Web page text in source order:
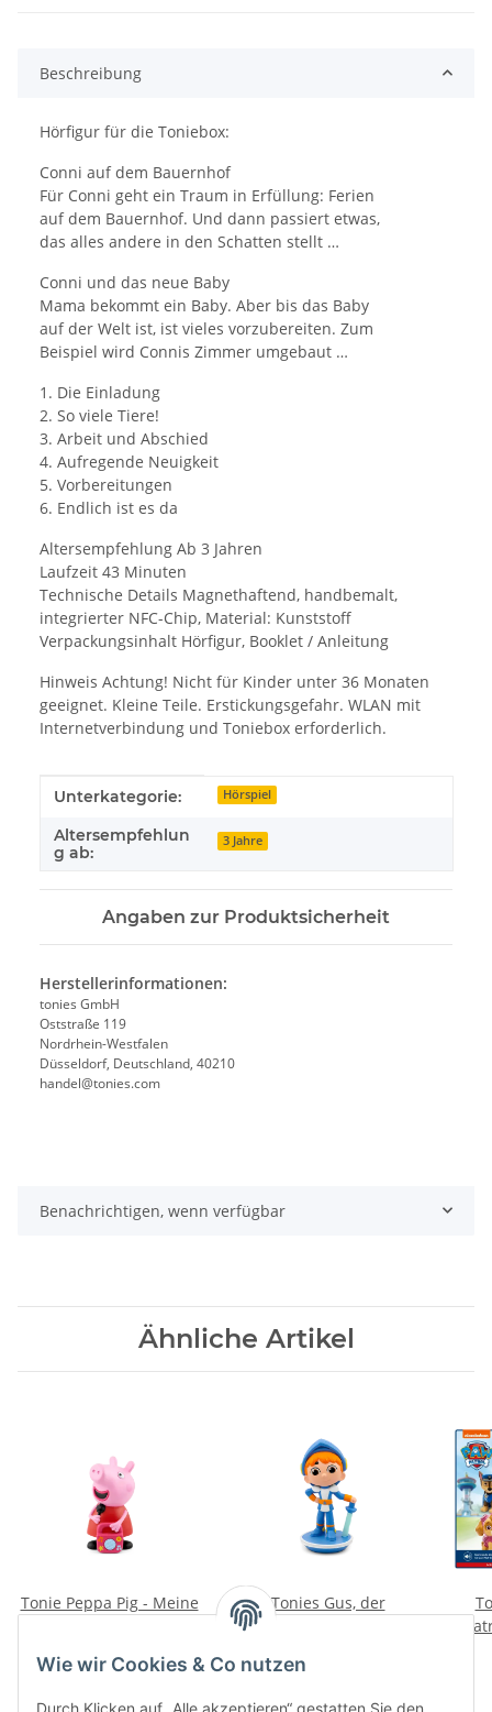
Wie wir Cookies & Co nutzen
Beschreibung
Hörfigur für die Toniebox:
Conni auf dem Bauernhof
Für Conni geht ein Traum in Erfüllung: Ferien
auf dem Bauernhof. Und dann passiert etwas,
das alles andere in den Schatten stellt …
Conni und das neue Baby
Mama bekommt ein Baby. Aber bis das Baby
auf der Welt ist, ist vieles vorzubereiten. Zum
Beispiel wird Connis Zimmer umgebaut …
1. Die Einladung
2. So viele Tiere!
3. Arbeit und Abschied
4. Aufregende Neuigkeit
5. Vorbereitungen
6. Endlich ist es da
Altersempfehlung Ab 3 Jahren
Laufzeit 43 Minuten
Technische Details Magnethaftend, handbemalt,
integrierter NFC-Chip, Material: Kunststoff
Verpackungsinhalt Hörfigur, Booklet / Anleitung
Hinweis Achtung! Nicht für Kinder unter 36 Monaten
geeignet. Kleine Teile. Erstickungsgefahr. WLAN mit
Internetverbindung und Toniebox erforderlich.
Produkteigenschaft
Wert
Unterkategorie: Hörspiel
Altersempfehlun
g ab:
3 Jahre
Angaben zur Produktsicherheit
Herstellerinformationen:
tonies GmbH
Oststraße 119
Nordrhein-Westfalen
Düsseldorf, Deutschland, 40210
handel@tonies.com
Benachrichtigen, wenn verfügbar
Ähnliche Artikel
Tonie Peppa Pig - Meine
Tonies Gus, der
klitzekleine Ritter - Die
drei weitere
Alter Preis: